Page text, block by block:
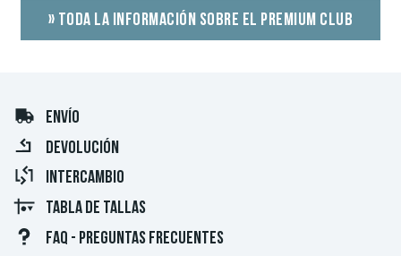
» TODA LA INFORMACIÓN SOBRE EL PREMIUM CLUB
ENVÍO
DEVOLUCIÓN
INTERCAMBIO
TABLA DE TALLAS
FAQ - PREGUNTAS FRECUENTES